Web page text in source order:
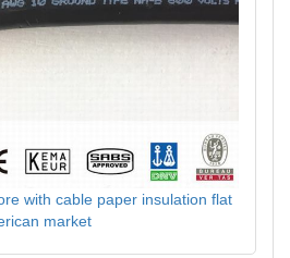
with cable paper insulation flat
market